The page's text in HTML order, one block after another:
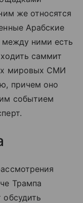
же относятся
Арабские
ними есть
саммит
мировых СМИ
причем оно
событием
Трампа